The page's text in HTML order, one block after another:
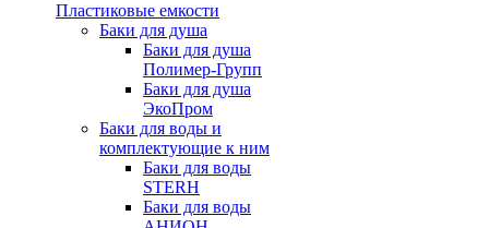
Пластиковые емкости
Баки для душа
Баки для душа
Полимер-Групп
Баки для душа
ЭкоПром
Баки для воды и
комплектующие к ним
Баки для воды
STERH
Баки для воды